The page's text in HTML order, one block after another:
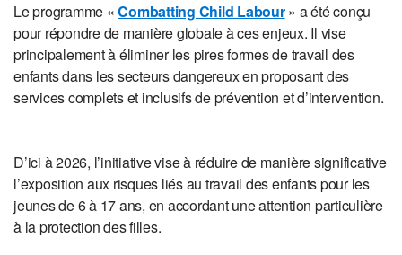
Le programme «Combatting Child Labour» a été conçu
pour répondre de manière globale à ces enjeux. Il vise
principalement à éliminer les pires formes de travail des
enfants dans les secteurs dangereux en proposant des
services complets et inclusifs de prévention et d’intervention.
D’ici à 2026, l’initiative vise à réduire de manière significative
l’exposition aux risques liés au travail des enfants pour les
jeunes de 6 à 17 ans, en accordant une attention particulière
à la protection des filles.